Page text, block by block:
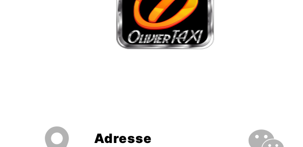
Adresse